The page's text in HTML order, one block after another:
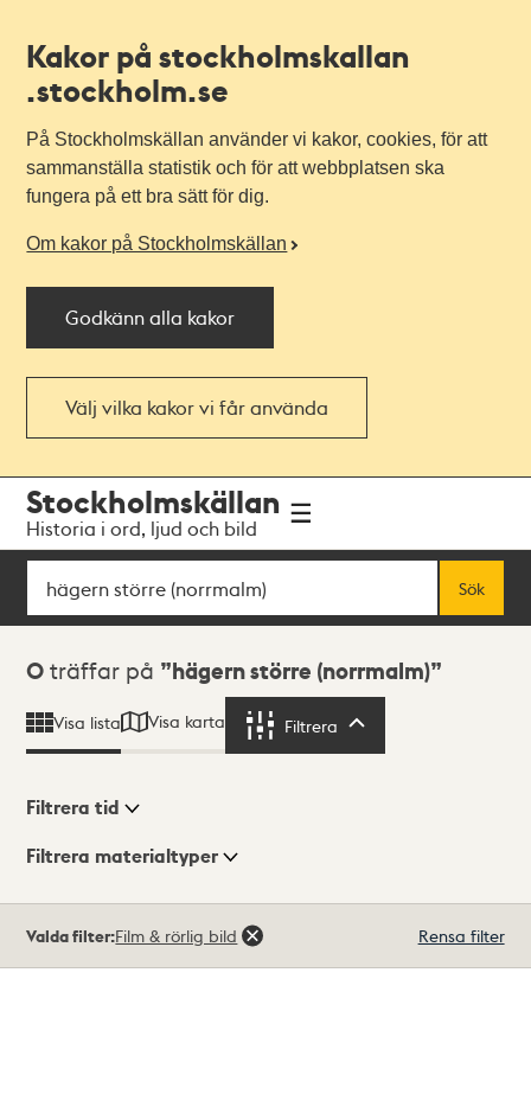
Kakor på stockholmskallan
.stockholm.se
På Stockholmskällan använder vi kakor, cookies, för att
sammanställa statistik och för att webbplatsen ska
fungera på ett bra sätt för dig.
Om kakor på Stockholmskällan
Godkänn alla kakor
Välj vilka kakor vi får använda
navigationen
huvudinnehållet
Stockholmskällan
Historia i ord, ljud och bild
Sök
Sök
Sökresultat
0 träffar på hägern större (norrmalm)
Visa lista Visa karta Filtrera
Visningsläge
Filtrera tid
Filtrera materialtyper
träffar
Valda filter:Film & rörlig bild Rensa filter